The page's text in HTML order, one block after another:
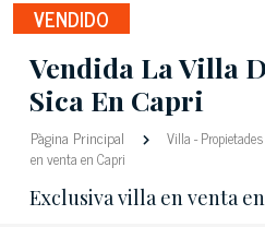
VENDIDO
Vendida La Villa
Sica En Capri
Pàgina Principal Villa-
en venta en Capri
Exclusiva villa en venta